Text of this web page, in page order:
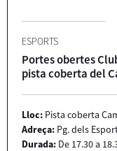
ESPORTS
Portes obertes
pista coberta del
Lloc: Pista coberta
Adreça: Pg. dels
Durada: De 17.30 a